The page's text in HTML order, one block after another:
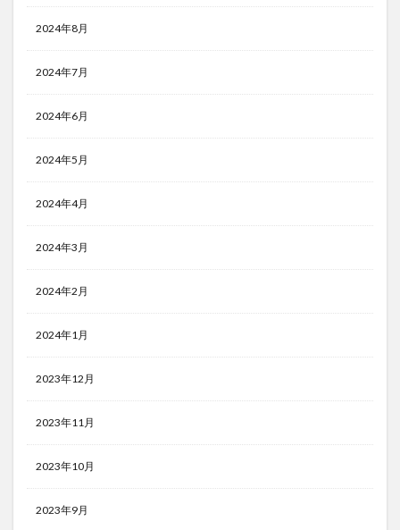
2024年8月
2024年7月
2024年6月
2024年5月
2024年4月
2024年3月
2024年2月
2024年1月
2023年12月
2023年11月
2023年10月
2023年9月